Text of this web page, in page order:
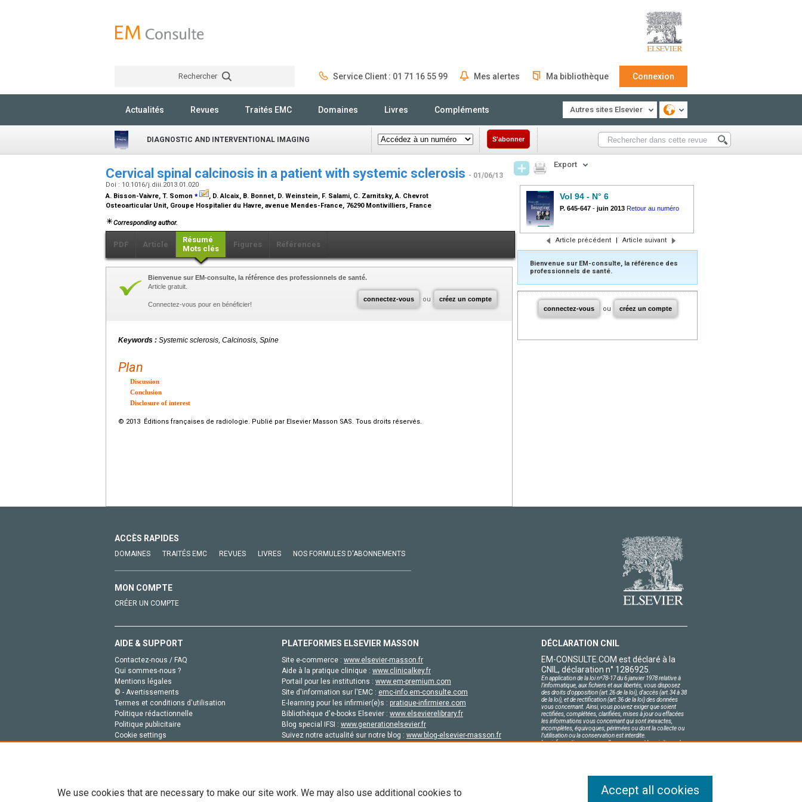
Rechercher Service Client : 01 71 16 55 99 Mes alertes Ma bibliothèque Connexion
Actualités Revues Traités EMC Domaines Livres Compléments Autres sites Elsevier
DIAGNOSTIC AND INTERVENTIONAL IMAGING S'abonner
Cervical spinal calcinosis in a patient with systemic sclerosis - 01/06/13
Doi : 10.1016/j.diii.2013.01.020
A. Bisson-Vaivre, T. Somon ⁎
, D. Alcaix, B. Bonnet, D. Weinstein, F. Salami, C. Zarnitsky, A. Chevrot
Osteoarticular Unit, Groupe Hospitalier du Havre, avenue Mendes-France, 76290 Montivilliers, France
Corresponding author.
PDF Article
Résumé
Mots clés
Figures Références
connectez-vous ou créez un compte
Bienvenue sur EM-consulte, la référence des professionnels de santé.
Article gratuit.
Connectez-vous pour en bénéficier!
Keywords : Systemic sclerosis, Calcinosis, Spine
Plan
Discussion
Conclusion
Disclosure of interest
© 2013 Éditions françaises de radiologie. Publié par Elsevier Masson SAS. Tous droits réservés.
Export
Vol 94 - N° 6
P. 645-647 - juin 2013 Retour au numéro
Article précédent | Article suivant
Bienvenue sur EM-consulte, la référence des
professionnels de santé.
connectez-vous ou créez un compte
ACCÈS RAPIDES
DOMAINES TRAITÉS EMC REVUES LIVRES NOS FORMULES D'ABONNEMENTS
MON COMPTE
CRÉER UN COMPTE
AIDE & SUPPORT
Contactez-nous / FAQ
Qui sommes-nous ?
Mentions légales
© - Avertissements
Termes et conditions d'utilisation
Politique rédactionnelle
Politique publicitaire
Cookie settings
PLATEFORMES ELSEVIER MASSON
Site e-commerce : www.elsevier-masson.fr
Aide à la pratique clinique : www.clinicalkey.fr
Portail pour les institutions : www.em-premium.com
Site d'information sur l'EMC : emc-info.em-consulte.com
E-learning pour les infirmier(e)s : pratique-infirmiere.com
Bibliothèque d'e-books Elsevier : www.elsevierelibrary.fr
Blog special IFSI : www.generationelsevier.fr
Suivez notre actualité sur notre blog : www.blog-elsevier-masson.fr
DÉCLARATION CNIL
EM-CONSULTE.COM est déclaré à la
CNIL, déclaration n° 1286925.
En application de la loi nº78-17 du 6 janvier 1978 relative à
l'informatique, aux fichiers et aux libertés, vous disposez
des droits d'opposition (art.26 de la loi), d'accès (art.34 à 38
de la loi), et de rectification (art.36 de la loi) des données
vous concernant. Ainsi, vous pouvez exiger que soient
rectifiées, complétées, clarifiées, mises à jour ou effacées
les informations vous concernant qui sont inexactes,
incomplètes, équivoques, périmées ou dont la collecte ou
l'utilisation ou la conservation est interdite.
Les informations personnelles concernant les visiteurs de
We use cookies that are necessary to make our site work. We may also use additional cookies to
Accept all cookies